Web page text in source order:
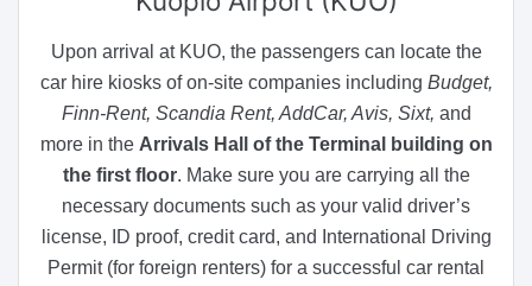
Upon arrival at KUO, the passengers can locate the
car hire kiosks of on-site companies including Budget,
Finn-Rent, Scandia Rent, AddCar, Avis, Sixt, and
more in the Arrivals Hall of the Terminal building on
the first floor. Make sure you are carrying all the
necessary documents such as your valid driver’s
license, ID proof, credit card, and International Driving
Permit (for foreign renters) for a successful car rental